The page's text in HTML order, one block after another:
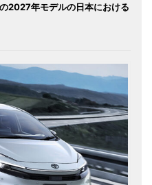
2027年モデルの日本における